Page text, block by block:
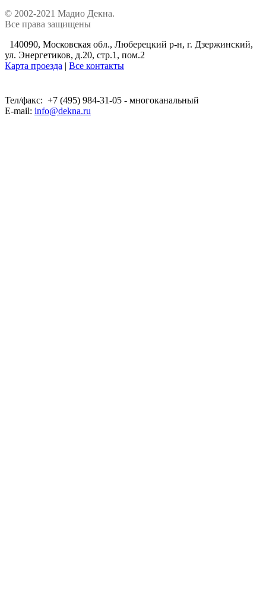
© 2002-2021 Мадио Декна.
Все права защищены
140090, Московская обл., Люберецкий р-н, г. Дзержинский,
ул. Энергетиков, д.20, стр.1, пом.2
Карта проезда | Все контакты
Тел/факс: +7 (495) 984-31-05 - многоканальный
E-mail: info@dekna.ru